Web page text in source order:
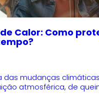
Calor: Como
das mudanças
atmosférica, de